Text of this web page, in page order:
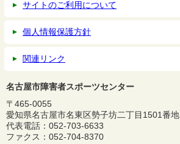
サイトのご利用について
個人情報保護方針
関連リンク
名古屋市障害者スポーツセンター
〒465-0055
愛知県名古屋市名東区勢子坊二丁目1501番地
代表電話：052-703-6633
ファクス：052-704-8370